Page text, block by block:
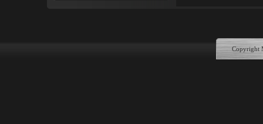
Copyright